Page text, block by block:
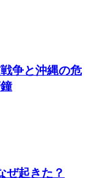
争と沖縄の危
ぜ起きた？